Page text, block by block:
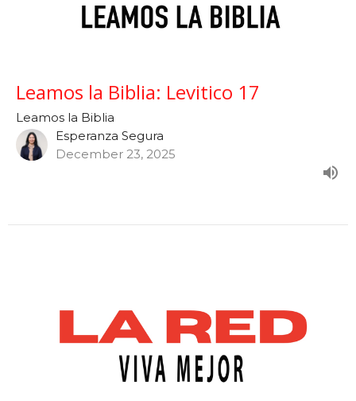
Leamos la Biblia: Levitico 17
Leamos la Biblia
Esperanza Segura
December 23, 2025